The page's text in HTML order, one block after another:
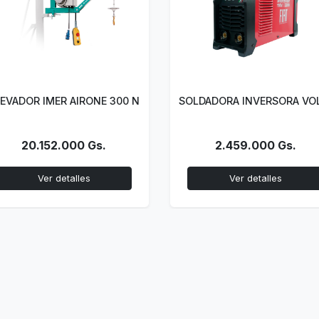
SOLDADORA INVERSORA VOLCANO200SR FIAT MMA 200A
2.459.000 Gs.
Ver detalles
CARRO DE ARRASTRE
10.874.000 Gs.
Ver detalles